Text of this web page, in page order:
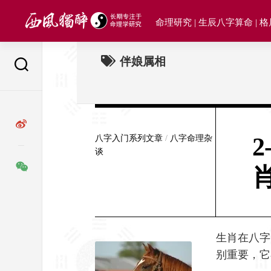
命理研究 | 生辰八字算命 |
伴娘属相
八字入门系列文章 / 八字命理杂
谈
生肖在八
别重要，